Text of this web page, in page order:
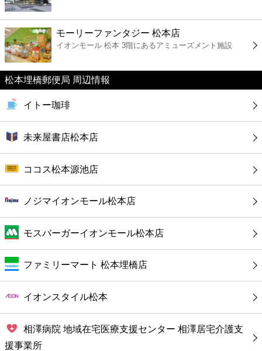
カフェ
ショッピング
銀行
公共
病院
ホテル
モーリーファンタジー 松本店
イオンモール 松本 3階にあるアミューズメント施設
松本埋橋郵便局 周辺情報
イトー珈琲
未来屋書店松本店
ココス松本源池店
ノジマイオンモール松本店
モスバーガーイオンモール松本店
ファミリーマート 松本埋橋店
イオンスタイル松本
相澤病院 地域在宅医療支援センター 相澤居宅介護支
援事業所